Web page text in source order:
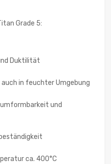
Grade 5:
Duktilität
in feuchter Umgebung
und
ca. 400°C